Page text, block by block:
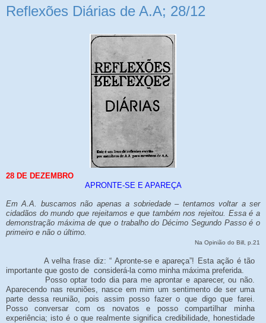
Reflexões Diárias de A.A; 28/12
28 DE DEZEMBRO
APRONTE-SE E APAREÇA
Em A.A. buscamos não apenas a sobriedade – tentamos voltar a ser
cidadãos do mundo que rejeitamos e que também nos rejeitou. Essa é a
demonstração máxima de que o trabalho do Décimo Segundo Passo é o
primeiro e não o último.
Na Opinião do Bill, p.21
A velha frase diz: “ Apronte-se e apareça”! Esta ação é tão
importante que gosto de considerá-la como minha máxima preferida.
Posso optar todo dia para me aprontar e aparecer, ou não.
Aparecendo nas reuniões, nasce em mim um sentimento de ser uma
parte dessa reunião, pois assim posso fazer o que digo que farei.
Posso conversar com os novatos e posso compartilhar minha
experiência; isto é o que realmente significa credibilidade, honestidade